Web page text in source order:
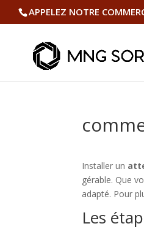
APPELEZ NOTRE
Installer un
gérable. Que
adapté. Pour
Les